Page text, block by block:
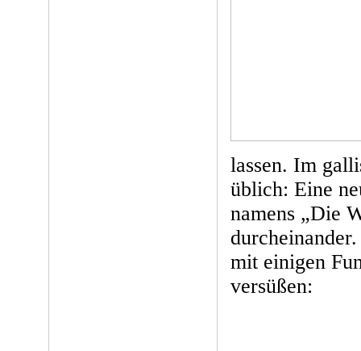
lassen. Im
üblich: Eine
namens „Die
mit einigen
versüßen: